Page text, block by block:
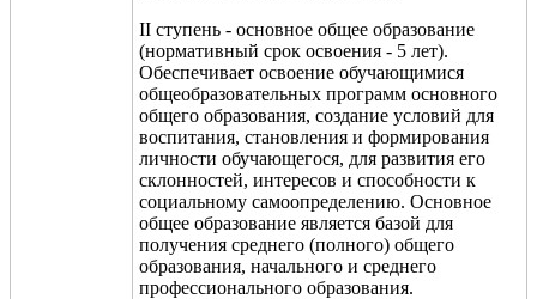
II ступень - основное общее образование
(нормативный срок освоения - 5 лет).
Обеспечивает освоение обучающимися
общеобразовательных программ основного
общего образования, создание условий для
воспитания, становления и формирования
личности обучающегося, для развития его
склонностей, интересов и способности к
социальному самоопределению. Основное
общее образование является базой для
получения среднего (полного) общего
образования, начального и среднего
профессионального образования.